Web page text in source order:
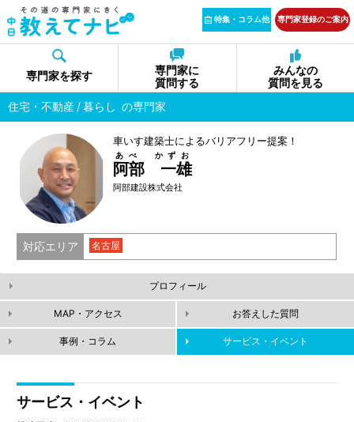
特集・コラム他 専門家登録のご案内
専門家を探す
専門家に
質問する
みんなの
質問を見る
住宅・不動産
暮らし の専門家
車いす建築士によるバリアフリー提案！
阿部 一雄
あべ かずお
阿部建設株式会社
対応エリア 名古屋
プロフィール
MAP・アクセス お答えした質問
事例・コラム サービス・イベント
サービス・イベント